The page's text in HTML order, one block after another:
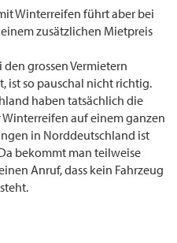
eine (den Straßen-/Wetterverhältnissen
Fahrzeugs vorliegen muß. ImZweifel
Wagen stehen lassen müssen,
beim (im Mietvertrag
sind nicht in der Haftung, wenn es
wohl nicht verpflichtet, einen
Wetterverhältnissen, die eine solche
auch abzunehmen.
Du schon bei der
ein Fahrzeug mit Winterreifen mieten
allein zu klappen - die großen
Winterreifen führt aber bei
zusätzlichen Mietpreis
grossen Vermietern
ist so pauschal nicht richtig.
haben tatsächlich die
auf einem ganzen
in Norddeutschland ist
bekommt man teilweise
Anruf, dass kein Fahrzeug